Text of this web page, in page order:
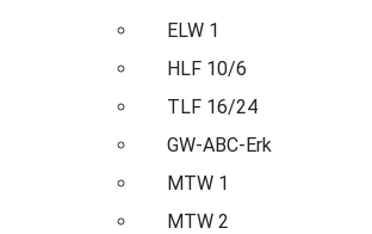
ELW 1
HLF 10/6
TLF 16/24
GW-ABC-Erk
MTW 1
MTW 2